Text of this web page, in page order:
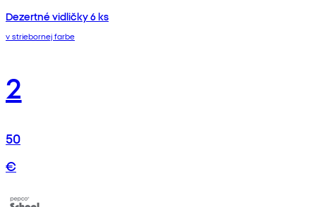
Dezertné vidličky 6 ks
v striebornej farbe
2
50
€